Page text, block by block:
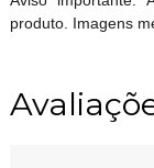
produto. Imagens